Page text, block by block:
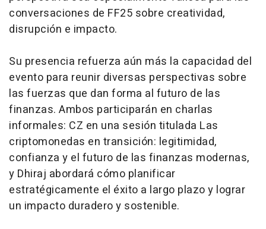
conversaciones de FF25 sobre creatividad,
disrupción e impacto.
Su presencia refuerza aún más la capacidad del
evento para reunir diversas perspectivas sobre
las fuerzas que dan forma al futuro de las
finanzas. Ambos participarán en charlas
informales: CZ en una sesión titulada Las
criptomonedas en transición: legitimidad,
confianza y el futuro de las finanzas modernas,
y Dhiraj abordará cómo planificar
estratégicamente el éxito a largo plazo y lograr
un impacto duradero y sostenible.